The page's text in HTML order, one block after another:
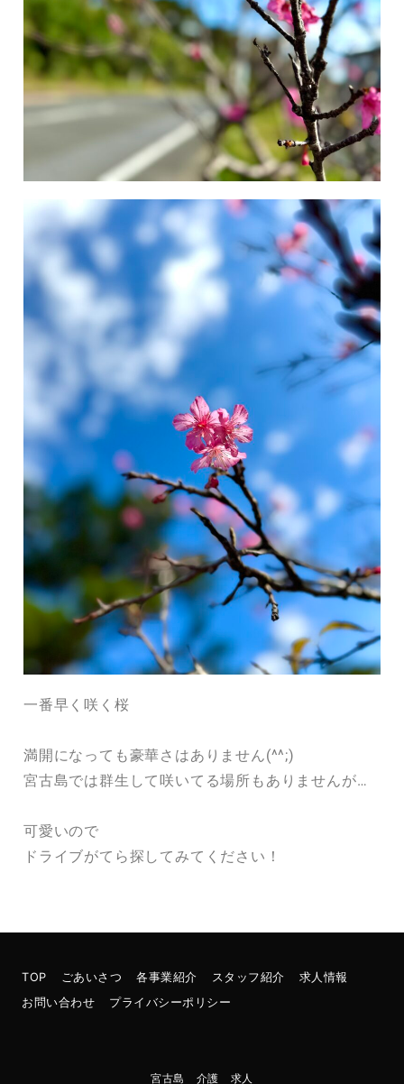
一番早く咲く桜
満開になっても豪華さはありません(^^;)
宮古島では群生して咲いてる場所もありませんが…
可愛いので
ドライブがてら探してみてください！
TOP ごあいさつ 各事業紹介 スタッフ紹介
求人情報
お問い合わせ
プライバシーポリシー
宮古島 介護 求人